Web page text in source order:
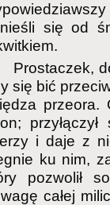
się od
Prostaczek,
się bić
przeora.
i daje z
ku nim,
pozwolił
całej